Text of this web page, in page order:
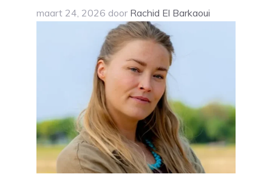
maart 24, 2026 door Rachid El Barkaoui